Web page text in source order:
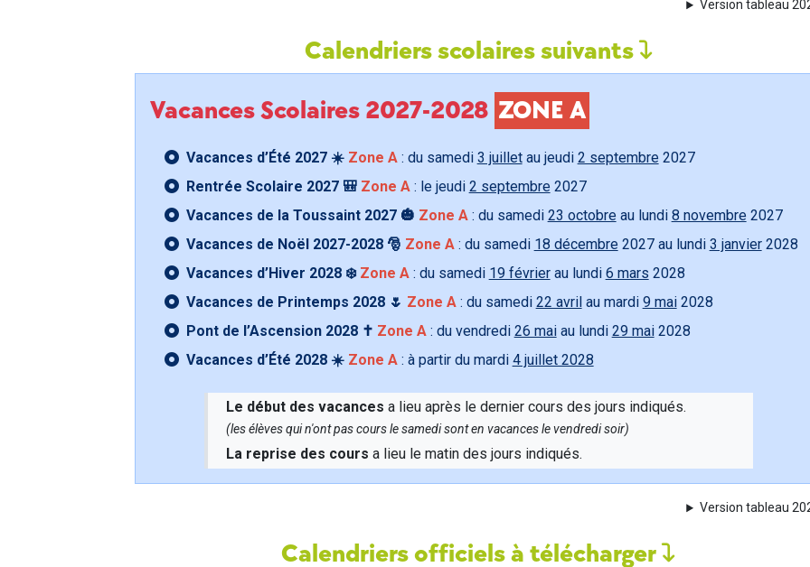
Version tableau
Calendriers scolaires suivants
Vacances Scolaires 2027-2028 ZONE A
Vacances d’Été 2027 ☀️ Zone A: du samedi 3 juilletau jeudi 2 septembre 2027
Rentrée Scolaire 2027 🎒 Zone A: le jeudi 2 septembre 2027
Vacances de la Toussaint 2027 🎃 Zone A: du samedi 23 octobre au lundi 8 novembre 2027
Vacances de Noël 2027-2028 🎅 Zone A: du samedi 18 décembre 2027 au lundi 3 janvier2028
Vacances d’Hiver 2028 ❄️ Zone A: du samedi 19 févrierau lundi 6 mars 2028
Vacances de Printemps 2028 🌷 Zone A: du samedi 22 avril au mardi 9 mai2028
Pont de l’Ascension 2028 ✝️ Zone A: du vendredi 26 maiau lundi 29 mai2028
Vacances d’Été 2028 ☀️ Zone A: à partir du mardi 4 juillet 2028
Le début des vacances a lieu après le dernier cours des jours indiqués.
(les élèves qui n'ont pas cours le samedi sont en vacances le vendredi soir)
La reprise des cours a lieu le matin des jours indiqués.
Version tableau
Calendriers officiels à télécharger